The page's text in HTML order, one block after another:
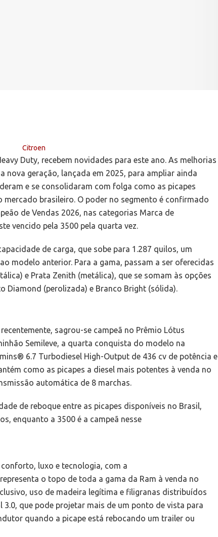
Duty, recebem novidades para este ano. As melhorias
nova geração, lançada em 2025, para ampliar ainda
e se consolidaram com folga como as picapes
mercado brasileiro. O poder no segmento é confirmado
de Vendas 2026, nas categorias Marca de
vencido pela 3500 pela quarta vez.
de carga, que sobe para 1.287 quilos, um
modelo anterior. Para a gama, passam a ser oferecidas
e Prata Zenith (metálica), que se somam às opções
Diamond (perolizada) e Branco Bright (sólida).
sagrou-se campeã no Prêmio Lótus
Semileve, a quarta conquista do modelo na
6.7 Turbodiesel High-Output de 436 cv de potência e
como as picapes a diesel mais potentes à venda no
automática de 8 marchas.
de reboque entre as picapes disponíveis no Brasil,
enquanto a 3500 é a campeã nesse
luxo e tecnologia, com a
o topo de toda a gama da Ram à venda no
uso de madeira legítima e filigranas distribuídos
que pode projetar mais de um ponto de vista para
quando a picape está rebocando um trailer ou